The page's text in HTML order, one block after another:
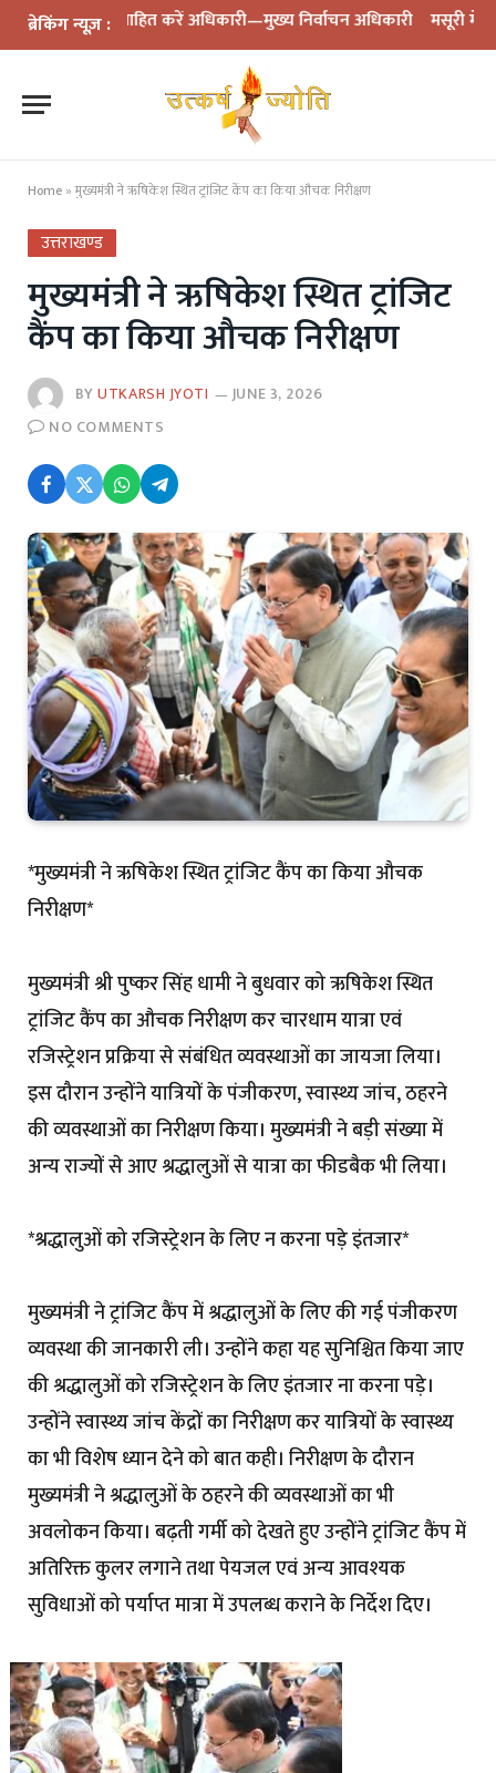
ब्रेकिंग न्यूज़ :करें अधिकारी—मुख्य निर्वाचन अधिकारी मसूरी में पूर्व सैनिक
Home »मुख्यमंत्री ने ऋषिकेश स्थित ट्रांजिट कैंप का किया औचक निरीक्षण
उत्तराखण्ड
मुख्यमंत्री ने ऋषिकेश स्थित ट्रांजिट
कैंप का किया औचक निरीक्षण
BYUTKARSH JYOTI
JUNE 3, 2026
NO COMMENTS
*मुख्यमंत्री ने ऋषिकेश स्थित ट्रांजिट कैंप का किया औचक
निरीक्षण*
मुख्यमंत्री श्री पुष्कर सिंह धामी ने बुधवार को ऋषिकेश स्थित
ट्रांजिट कैंप का औचक निरीक्षण कर चारधाम यात्रा एवं
रजिस्ट्रेशन प्रक्रिया से संबंधित व्यवस्थाओं का जायजा लिया।
इस दौरान उन्होंने यात्रियों के पंजीकरण, स्वास्थ्य जांच, ठहरने
की व्यवस्थाओं का निरीक्षण किया। मुख्यमंत्री ने बड़ी संख्या में
अन्य राज्यों से आए श्रद्धालुओं से यात्रा का फीडबैक भी लिया।
*श्रद्धालुओं को रजिस्ट्रेशन के लिए न करना पड़े इंतजार*
मुख्यमंत्री ने ट्रांजिट कैंप में श्रद्धालुओं के लिए की गई पंजीकरण
व्यवस्था की जानकारी ली। उन्होंने कहा यह सुनिश्चित किया जाए
की श्रद्धालुओं को रजिस्ट्रेशन के लिए इंतजार ना करना पड़े।
उन्होंने स्वास्थ्य जांच केंद्रों का निरीक्षण कर यात्रियों के स्वास्थ्य
का भी विशेष ध्यान देने को बात कही। निरीक्षण के दौरान
मुख्यमंत्री ने श्रद्धालुओं के ठहरने की व्यवस्थाओं का भी
अवलोकन किया। बढ़ती गर्मी को देखते हुए उन्होंने ट्रांजिट कैंप में
अतिरिक्त कुलर लगाने तथा पेयजल एवं अन्य आवश्यक
सुविधाओं को पर्याप्त मात्रा में उपलब्ध कराने के निर्देश दिए।